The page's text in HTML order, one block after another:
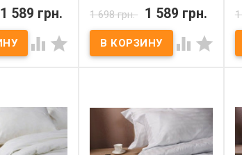
Golden
см
100% хлопок
Marca
1 589 грн.
 
Marco Milano Frappe
180х210 см
В наличии
100% хлопок
Производитель: Marca
Marco Milano (Италия)
1 698 грн. 1 589 грн.
 